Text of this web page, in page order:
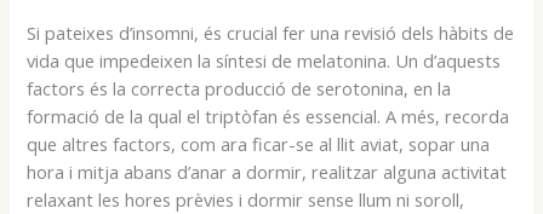
Si pateixes d’insomni, és crucial fer una revisió dels hàbits de
vida que impedeixen la síntesi de melatonina. Un d’aquests
factors és la correcta producció de serotonina, en la
formació de la qual el triptòfan és essencial. A més, recorda
que altres factors, com ara ficar-se al llit aviat, sopar una
hora i mitja abans d’anar a dormir, realitzar alguna activitat
relaxant les hores prèvies i dormir sense llum ni soroll,